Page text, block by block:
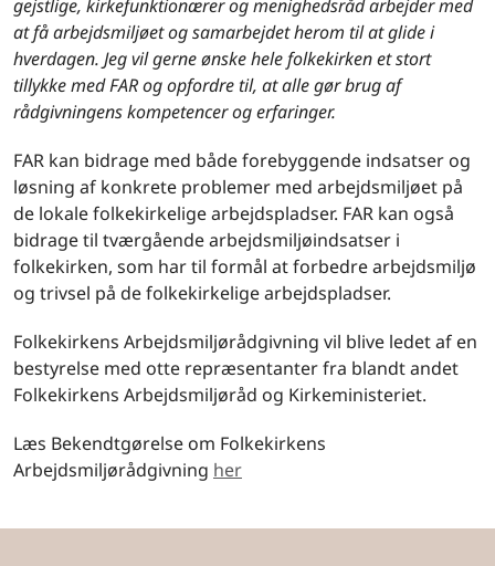
gejstlige, kirkefunktionærer og menighedsråd arbejder med
at få arbejdsmiljøet og samarbejdet herom til at glide i
hverdagen. Jeg vil gerne ønske hele folkekirken et stort
tillykke med FAR og opfordre til, at alle gør brug af
rådgivningens kompetencer og erfaringer.
FAR kan bidrage med både forebyggende indsatser og
løsning af konkrete problemer med arbejdsmiljøet på
de lokale folkekirkelige arbejdspladser. FAR kan også
bidrage til tværgående arbejdsmiljøindsatser i
folkekirken, som har til formål at forbedre arbejdsmiljø
og trivsel på de folkekirkelige arbejdspladser.
Folkekirkens Arbejdsmiljørådgivning vil blive ledet af en
bestyrelse med otte repræsentanter fra blandt andet
Folkekirkens Arbejdsmiljøråd og Kirkeministeriet.
Læs Bekendtgørelse om Folkekirkens
Arbejdsmiljørådgivning her